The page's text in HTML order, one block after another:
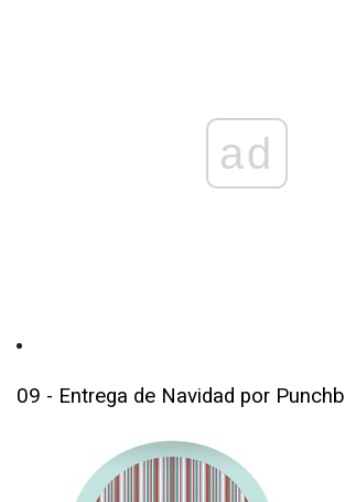
ad
09 - Entrega de Navidad por